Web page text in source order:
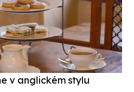
v anglickém stylu